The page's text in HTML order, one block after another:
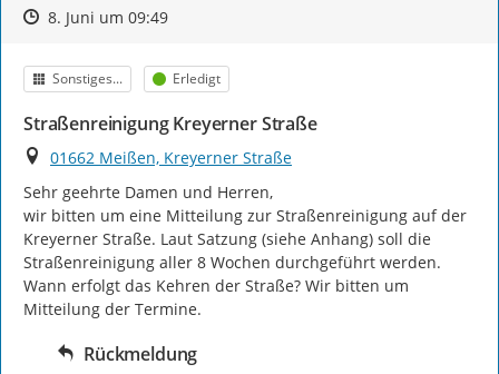
Zeitpunkt des Erstellens
Zeitpunkt des Erstellens
8. Juni um 09:49Zur Äußerung
Kategorie
Sonstiges... Status
Erledigt
Straßenreinigung Kreyerner Straße
Ort
01662 Meißen, Kreyerner Straße
Sehr geehrte Damen und Herren,
wir bitten um eine Mitteilung zur Straßenreinigung auf der
Kreyerner Straße. Laut Satzung (siehe Anhang) soll die
Straßenreinigung aller 8 Wochen durchgeführt werden.
Wann erfolgt das Kehren der Straße? Wir bitten um
Mitteilung der Termine.
Rückmeldung